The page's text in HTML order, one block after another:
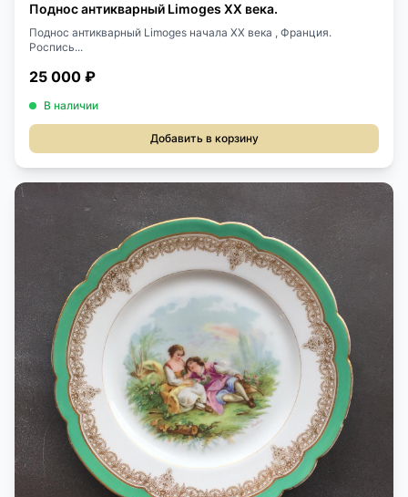
Поднос антикварный Limoges XX века.
Поднос антикварный Limoges начала XX века , Франция.
Роспись...
25 000 ₽
В наличии
Добавить в корзину